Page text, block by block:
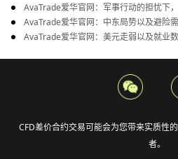
油价格持续上涨
AvaTrade爱华官网：军事行动的担忧下
AvaTrade爱华官网：中东局势以及避险
稳健
AvaTrade爱华官网：美元走弱以及就业
CFD差价合约交易可能会为您带来实质性
者。